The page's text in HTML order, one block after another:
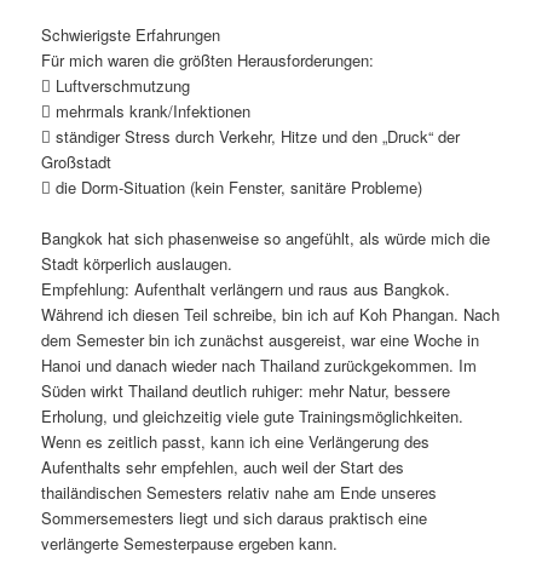
Schwierigste Erfahrungen
Für mich waren die größten Herausforderungen:
 Luftverschmutzung
 mehrmals krank/Infektionen
 ständiger Stress durch Verkehr, Hitze und den „Druck“ der
Großstadt
 die Dorm-Situation (kein Fenster, sanitäre Probleme)
Bangkok hat sich phasenweise so angefühlt, als würde mich die
Stadt körperlich auslaugen.
Empfehlung: Aufenthalt verlängern und raus aus Bangkok.
Während ich diesen Teil schreibe, bin ich auf Koh Phangan. Nach
dem Semester bin ich zunächst ausgereist, war eine Woche in
Hanoi und danach wieder nach Thailand zurückgekommen. Im
Süden wirkt Thailand deutlich ruhiger: mehr Natur, bessere
Erholung, und gleichzeitig viele gute Trainingsmöglichkeiten.
Wenn es zeitlich passt, kann ich eine Verlängerung des
Aufenthalts sehr empfehlen, auch weil der Start des
thailändischen Semesters relativ nahe am Ende unseres
Sommersemesters liegt und sich daraus praktisch eine
verlängerte Semesterpause ergeben kann.